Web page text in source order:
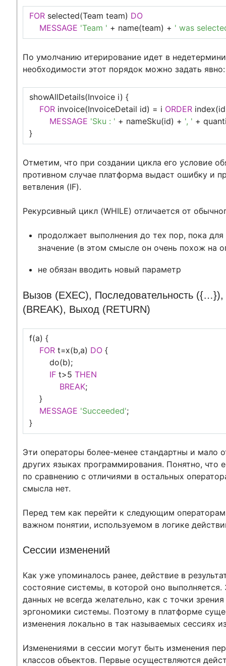
FOR selected(Team team) DO
MESSAGE 'Team ' + name(team) + ' was
По умолчанию итерирование идет в
необходимости этот порядок можно задать явно:
showAllDetails(Invoice i) {
FOR invoice(InvoiceDetail id) = i ORDER
MESSAGE 'Sku : ' + nameSku(id) + ', ' +
}
Отметим, что при создании цикла его условие
противном случае платформа выдаст ошибку и
ветвления (IF).
Рекурсивный цикл (WHILE) отличается от
продолжает выполнения до тех пор, пока
значение (в этом смысле он очень похож на
не обязан вводить новый параметр
Вызов (EXEC), Последовательность
(BREAK), Выход (RETURN)
f(a) {
FOR t=x(b,a) DO {
do(b);
IF t>5 THEN
BREAK;
}
MESSAGE 'Succeeded';
}
Эти операторы более-менее стандартны и мало
других языках программирования. Понятно, что
по сравнению с отличиями в остальных
смысла нет.
Перед тем как перейти к следующим
важном понятии, используемом в логике
Сессии изменений
Как уже упоминалось ранее, действие в
состояние системы, в которой оно выполняется.
данных не всегда желательно, как с точки
эргономики системы. Поэтому в платформе
изменения локально в так называемых сессиях
Изменениями в сессии могут быть изменения
классов объектов. Первые осуществляются